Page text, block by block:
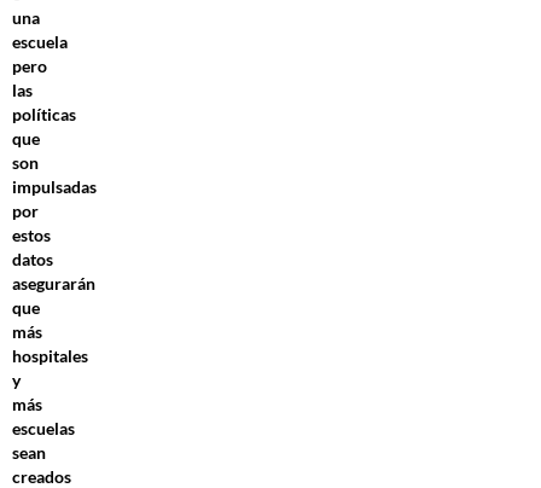
una
escuela
pero
las
políticas
que
son
impulsadas
por
estos
datos
asegurarán
que
más
hospitales
y
más
escuelas
sean
creados